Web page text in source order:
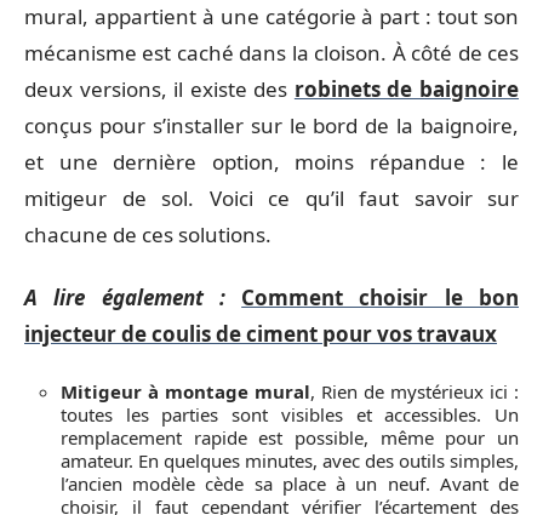
mural, appartient à une catégorie à part : tout son
mécanisme est caché dans la cloison. À côté de ces
deux versions, il existe des robinets de baignoire
conçus pour s’installer sur le bord de la baignoire,
et une dernière option, moins répandue : le
mitigeur de sol. Voici ce qu’il faut savoir sur
chacune de ces solutions.
A lire également :
Comment choisir le bon
injecteur de coulis de ciment pour vos travaux
Mitigeur à montage mural, Rien de mystérieux ici :
toutes les parties sont visibles et accessibles. Un
remplacement rapide est possible, même pour un
amateur. En quelques minutes, avec des outils simples,
l’ancien modèle cède sa place à un neuf. Avant de
choisir, il faut cependant vérifier l’écartement des